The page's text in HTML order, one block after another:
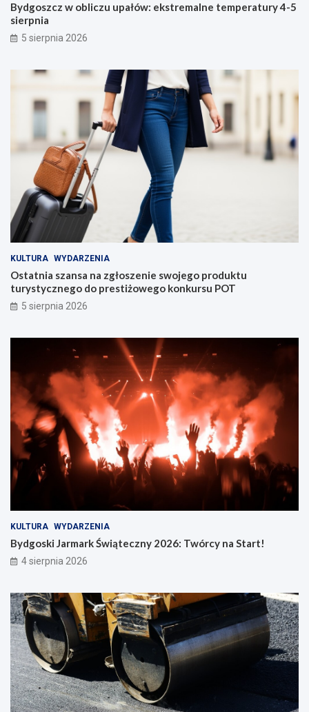
Bydgoszcz w obliczu upałów: ekstremalne temperatury 4-5
sierpnia
5 sierpnia 2026
KULTURA WYDARZENIA
Ostatnia szansa na zgłoszenie swojego produktu
turystycznego do prestiżowego konkursu POT
5 sierpnia 2026
KULTURA WYDARZENIA
Bydgoski Jarmark Świąteczny 2026: Twórcy na Start!
4 sierpnia 2026